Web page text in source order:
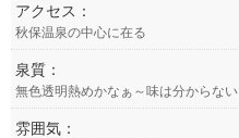
アクセス：
秋保温泉の中心に在る
泉質：
無色透明熱めかなぁ～味は分からない
雰囲気：